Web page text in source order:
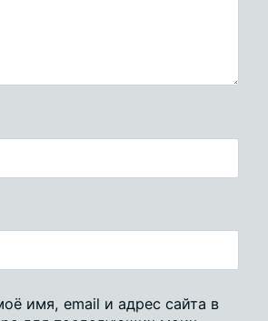
имя, email и адрес сайта в